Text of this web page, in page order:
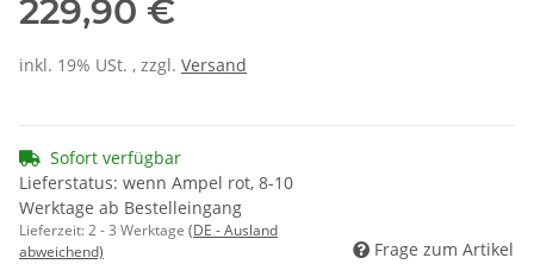
229,90 €
inkl. 19% USt. , zzgl. Versand
Sofort verfügbar
Lieferstatus: wenn Ampel rot, 8-10
Werktage ab Bestelleingang
Lieferzeit:2 - 3 Werktage (DE - Ausland
abweichend)
Frage zum Artikel